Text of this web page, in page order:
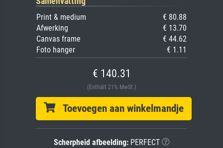
Print & medium
€ 80.88
Afwerking
€ 13.70
Canvas frame
€ 44.62
Foto hanger
€ 1.11
€ 140.31
(Enthält 21% MwSt.)
Toevoegen aan winkelmandje
Scherpheid afbeelding:PERFECT